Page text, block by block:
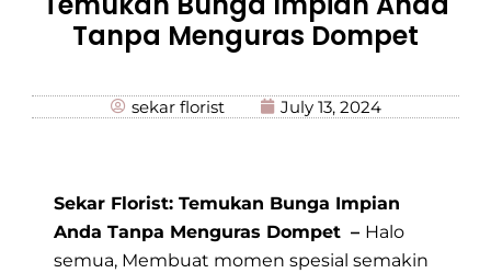
Tanpa Menguras Dompet
sekar florist July 13, 2024
Sekar Florist: Temukan Bunga Impian
Anda Tanpa Menguras Dompet – Halo
semua, Membuat momen spesial semakin